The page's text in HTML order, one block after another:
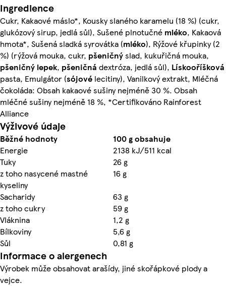
Ingredience
Cukr, Kakaové máslo*, Kousky slaného karamelu (18 %) (cukr,
glukózový sirup, jedlá sůl), Sušené plnotučné mléko, Kakaová
hmota*, Sušená sladká syrovátka (mléko), Rýžové křupinky (2
%) (rýžová mouka, cukr, pšeničnýslad, kukuřičná mouka,
pšeničný lepek, pšeničná dextróza, jedlá sůl), Lískooříšková
pasta, Emulgátor (sójové lecitiny), Vanilkový extrakt, Mléčná
čokoláda: Obsah kakaové sušiny nejméně 30 %. Obsah
mléčné sušiny nejméně 18 %, *Certifikováno Rainforest
Alliance
Výživové údaje
Běžné hodnoty
100 g obsahuje
Energie
2138 kJ/511 kcal
Tuky
26 g
z toho nasycené mastné
kyseliny
16 g
Sacharidy
63 g
z toho cukry
59 g
Vláknina
1,2 g
Bílkoviny
5,6 g
Sůl
0,81 g
Informace o alergenech
Výrobek může obsahovat arašídy, jiné skořápkové plody a
vejce.